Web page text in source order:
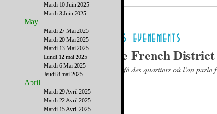
The French
Le café des quartiers où l’on parle
Mardi 10 Juin 2025
Mardi 3 Juin 2025
May
Mardi 27 Mai 2025
Mardi 20 Mai 2025
Mardi 13 Mai 2025
Lundi 12 mai 2025
Mardi 6 Mai 2025
Jeudi 8 mai 2025
April
Mardi 29 Avril 2025
Mardi 22 Avril 2025
Mardi 15 Avril 2025